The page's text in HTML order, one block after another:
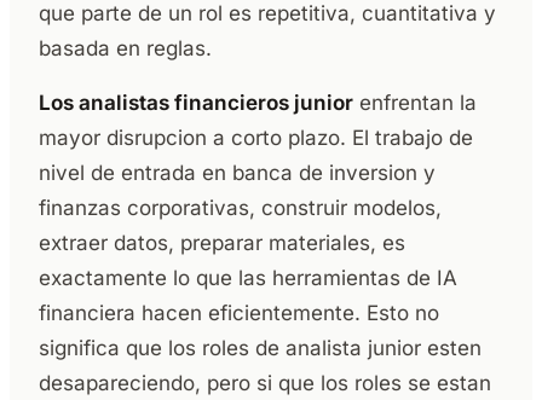
que parte de un rol es repetitiva, cuantitativa y
basada en reglas.
Los analistas financieros junior enfrentan la
mayor disrupcion a corto plazo. El trabajo de
nivel de entrada en banca de inversion y
finanzas corporativas, construir modelos,
extraer datos, preparar materiales, es
exactamente lo que las herramientas de IA
financiera hacen eficientemente. Esto no
significa que los roles de analista junior esten
desapareciendo, pero si que los roles se estan